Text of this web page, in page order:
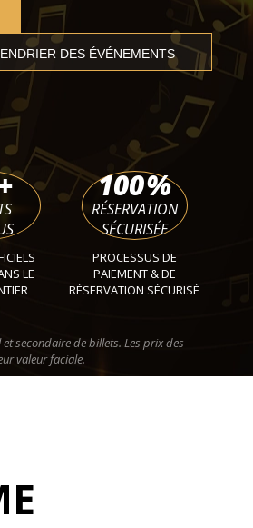
LE
100%
RÉSERVATION
SÉCURISÉE
PROCESSUS DE
PAIEMENT & DE
RÉSERVATION SÉCURISÉ
secondaire de billets. Les prix des
valeur faciale.